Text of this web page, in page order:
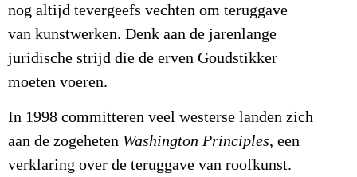
nog altijd tevergeefs vechten om teruggave
van kunstwerken. Denk aan de jarenlange
juridische strijd die de erven Goudstikker
moeten voeren.
In 1998 committeren veel westerse landen zich
aan de zogeheten Washington Principles, een
verklaring over de teruggave van roofkunst.